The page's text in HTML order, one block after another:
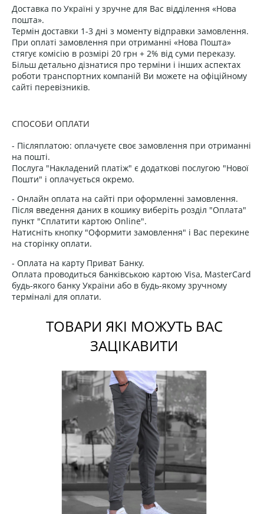
Доставка по Україні у зручне для Вас відділення «Нова
пошта».
Термін доставки 1-3 дні з моменту відправки замовлення.
При оплаті замовлення при отриманні «Нова Пошта»
стягує комісію в розмірі 20 грн + 2% від суми переказу.
Більш детально дізнатися про терміни і інших аспектах
роботи транспортних компаній Ви можете на офіційному
сайті перевізників.
СПОСОБИ ОПЛАТИ
- Післяплатою: оплачуєте своє замовлення при отриманні
на пошті.
Послуга "Накладений платіж" є додаткові послугою "Нової
Пошти" і оплачується окремо.
- Онлайн оплата на сайті при оформленні замовлення.
Після введення даних в кошику виберіть розділ "Оплата"
пункт "Сплатити картою Online".
Натисніть кнопку "Оформити замовлення" і Вас перекине
на сторінку оплати.
- Оплата на карту Приват Банку.
Оплата проводиться банківською картою Visa, MasterCard
будь-якого банку України або в будь-якому зручному
терміналі для оплати.
ТОВАРИ ЯКІ МОЖУТЬ ВАС
ЗАЦІКАВИТИ